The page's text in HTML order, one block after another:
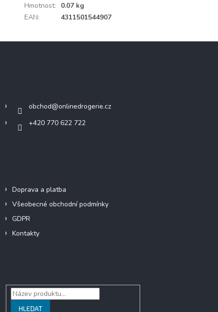
Hmotnost:
0.07 kg
EAN: 4311501544907
obchod@onlinedrogerie.cz
+420 770 622 722
Doprava a platba
Všeobecné obchodní podmínky
GDPR
Kontakty
HLEDAT